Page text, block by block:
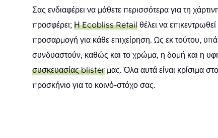
Σας ενδιαφέρει να μάθετε περισσότερα για τη
προσφέρει; Η Ecobliss Retail θέλει να
προσαρμογή για κάθε επιχείρηση. Ως εκ τούτου,
συνδυαστούν, καθώς και το χρώμα, η δομή και η
συσκευασίας blister μας. Όλα αυτά είναι κρίσιμα
προσκήνιο για το κοινό-στόχο σας.